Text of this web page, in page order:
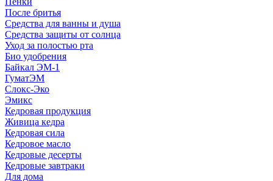
После бритья
Средства для ванны и душа
Средства защиты от солнца
Уход за полостью рта
Био удобрения
Байкал ЭМ-1
ГуматЭМ
Слокс-Эко
Эмикс
Кедровая продукция
Живица кедра
Кедровая сила
Кедровое масло
Кедровые десерты
Кедровые завтраки
Для дома